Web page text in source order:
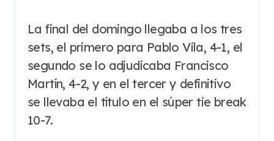
La final del domingo llegaba a los tres
sets, el primero para Pablo Vila, 4-1, el
segundo se lo adjudicaba Francisco
Martín, 4-2, y en el tercer y definitivo
se llevaba el título en el súper tie break
10-7.